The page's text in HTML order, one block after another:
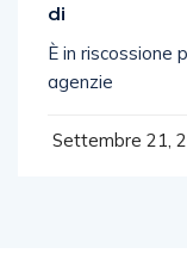
di
È in riscossione
agenzie
Settembre 21,